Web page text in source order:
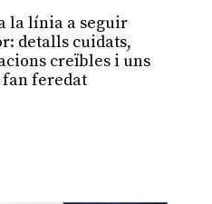
la línia a seguir
detalls cuidats,
creïbles i uns
fan feredat